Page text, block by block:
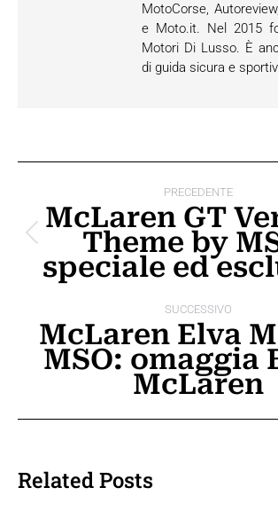
MotoCorse,
e Moto.it. Nel 2015
Motori Di Lusso. È
di guida sicura e
tra
post
PRECEDENTE
Post
precedente:
McLaren GT
Theme by
speciale ed
SUCCESSIVO
Prossimo
post:
McLaren Elva
MSO: omaggia
McLaren
Related Posts